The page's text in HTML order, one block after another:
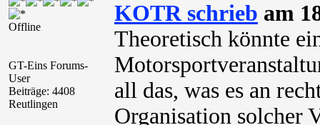
Offline
GT-Eins Forums-
User
Beiträge: 4408
Reutlingen
KOTR schrieb am
Theoretisch könnte
all das, was es an
Organisation solcher